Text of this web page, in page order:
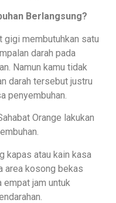
Berlangsung?
gigi membutuhkan satu
darah pada
Namun kamu tidak
darah tersebut justru
penyembuhan.
Orange lakukan
kapas atau kain kasa
area kosong bekas
empat jam untuk